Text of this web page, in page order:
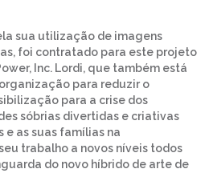
sua utilização de imagens
foi contratado para este projeto
Inc. Lordi, que também está
para reduzir o
para a crise dos
sóbrias divertidas e criativas
e as suas famílias na
trabalho a novos níveis todos
do novo híbrido de arte de